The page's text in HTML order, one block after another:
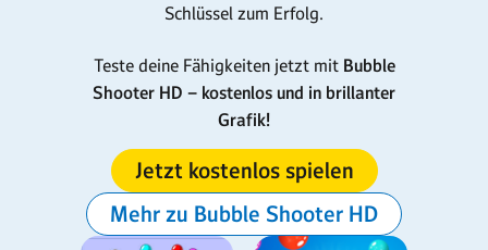
Schlüssel zum Erfolg.
Teste deine Fähigkeiten jetzt mitBubble
Shooter HD – kostenlos und in brillanter
Grafik!
Jetzt kostenlos spielen
Mehr zu Bubble Shooter HD